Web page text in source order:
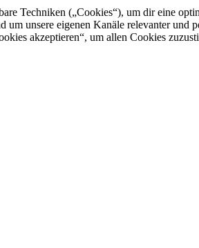
Techniken („Cookies“), um dir eine
um unsere eigenen Kanäle relevanter
akzeptieren“, um allen Cookies